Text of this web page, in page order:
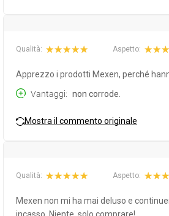
Qualità: Aspetto:
Apprezzo i prodotti Mexen, perché
Vantaggi
non corrode.
Mostra il commento originale
Qualità: Aspetto:
Mexen non mi ha mai deluso e